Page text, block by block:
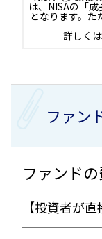
は、NISAの「
となります。
詳しく
ファン
ファンド
【投資者が